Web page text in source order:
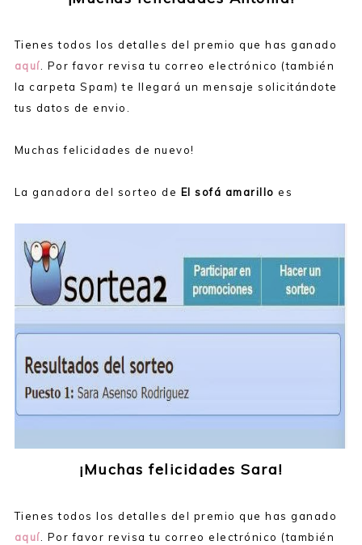
Tienes todos los detalles del premio que has ganado
aquí. Por favor revisa tu correo electrónico (también
la carpeta Spam) te llegará un mensaje solicitándote
tus datos de envio.
Muchas felicidades de nuevo!
La ganadora del sorteo de El sofá amarillo es
¡Muchas felicidades Sara!
Tienes todos los detalles del premio que has ganado
aquí. Por favor revisa tu correo electrónico (también